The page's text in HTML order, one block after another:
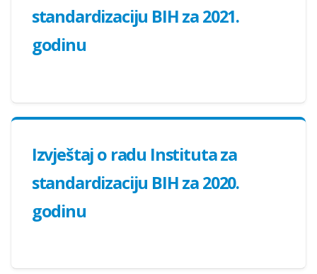
standardizaciju BIH za 2021.
godinu
Izvještaj o radu Instituta za
standardizaciju BIH za 2020.
godinu